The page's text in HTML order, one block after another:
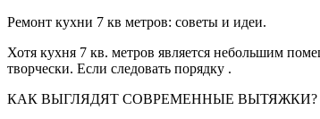
Ремонт кухни 7 кв метров: советы и идеи.
Хотя кухня 7 кв. метров является небольшим
творчески. Если следовать порядку .
КАК ВЫГЛЯДЯТ СОВРЕМЕННЫЕ ВЫТЯЖКИ?